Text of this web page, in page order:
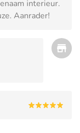
interieur.
Aanrader!